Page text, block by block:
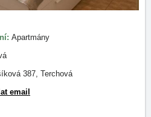
Apartmány
387, Terchová
email